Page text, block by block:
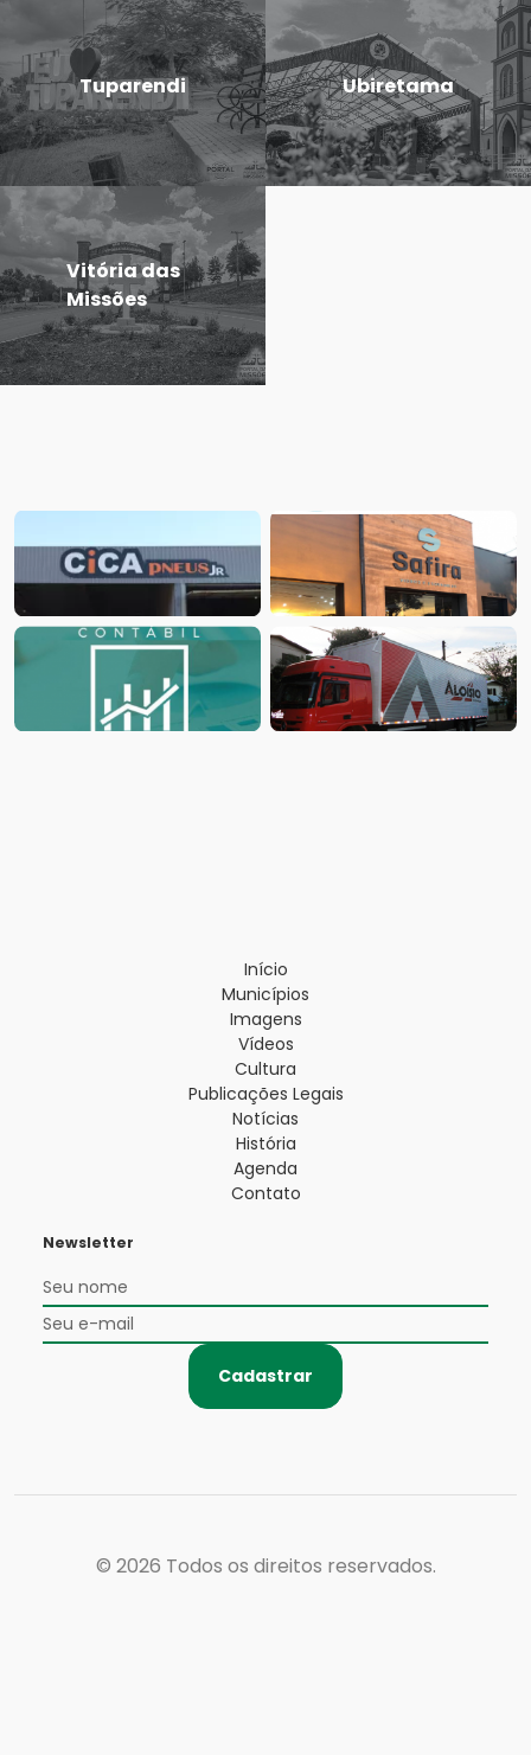
Tuparendi Ubiretama
Vitória das
Missões
Início
Municípios
Imagens
Vídeos
Cultura
Publicações Legais
Notícias
História
Agenda
Contato
Newsletter
Cadastrar
© 2026 Todos os direitos reservados.